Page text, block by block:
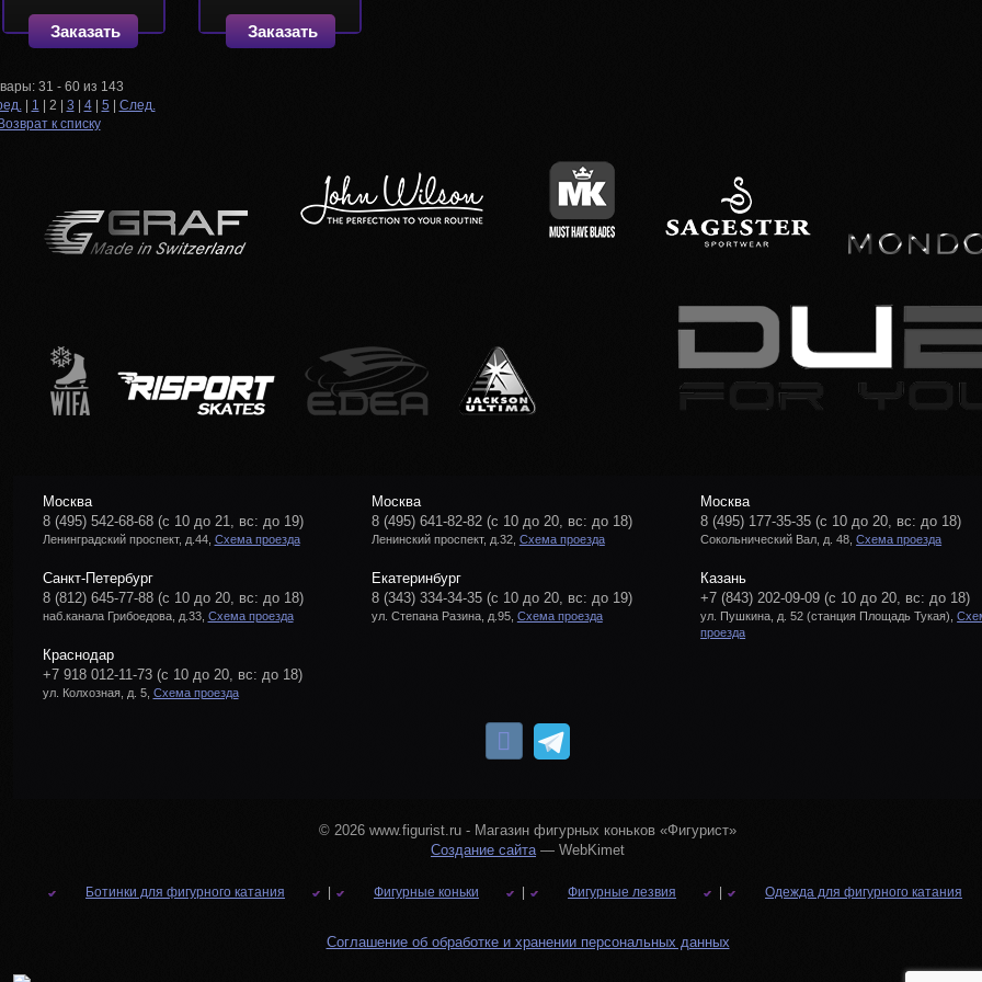
Заказать Заказать
31 - 60из 143
| 1 2 3 4| 5
След.
к списку
Москва
8 (495) 542-68-68 (с 10 до 21, вс: до 19)
Ленинградский проспект, д.44, Схема проезда
Москва
8 (495) 641-82-82 (с 10 до 20, вс: до 18)
Ленинский проспект, д.32, Схема проезда
Москва
8 (495) 177-35-35 (с 10 до 20, вс: до 18)
Сокольнический Вал, д. 48,Схема проезда
Санкт-Петербург
8 (812) 645-77-88 (с 10 до 20, вс: до 18)
наб.канала Грибоедова, д.33, Схема проезда
Екатеринбург
8 (343) 334-34-35 (с 10 до 20, вс: до 19)
ул. Степана Разина, д.95, Схема проезда
Казань
+7 (843) 202-09-09 (с 10 до 20, вс: до 18)
ул. Пушкина, д. 52 (станция Площадь Тукая),
проезда
Краснодар
+7 918 012-11-73 (с 10 до 20, вс: до 18)
ул. Колхозная, д. 5, Схема проезда
© 2026 www.figurist.ru - Магазин фигурных коньков «Фигурист»
Создание сайта— WebKimet
Ботинки для фигурного катания Фигурные коньки Фигурные лезвия Одежда для фигурного катания
Соглашение об обработке и хранении персональных данных